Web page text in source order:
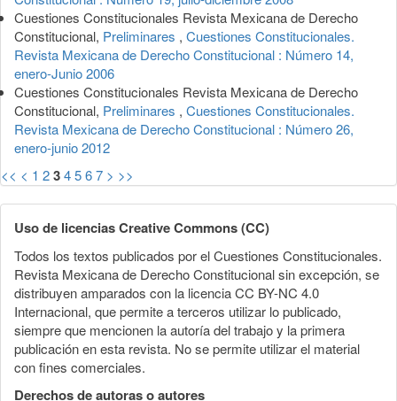
Cuestiones Constitucionales Revista Mexicana de Derecho
Constitucional, Preliminares , Cuestiones Constitucionales.
Revista Mexicana de Derecho Constitucional : Número 14,
enero-Junio 2006
Cuestiones Constitucionales Revista Mexicana de Derecho
Constitucional, Preliminares , Cuestiones Constitucionales.
Revista Mexicana de Derecho Constitucional : Número 26,
enero-junio 2012
<< < 1 234567 > >>
Uso de licencias Creative Commons (CC)
Todos los textos publicados por el Cuestiones Constitucionales.
Revista Mexicana de Derecho Constitucional sin excepción, se
distribuyen amparados con la licencia CC BY-NC 4.0
Internacional, que permite a terceros utilizar lo publicado,
siempre que mencionen la autoría del trabajo y la primera
publicación en esta revista. No se permite utilizar el material
con fines comerciales.
Derechos de autoras o autores